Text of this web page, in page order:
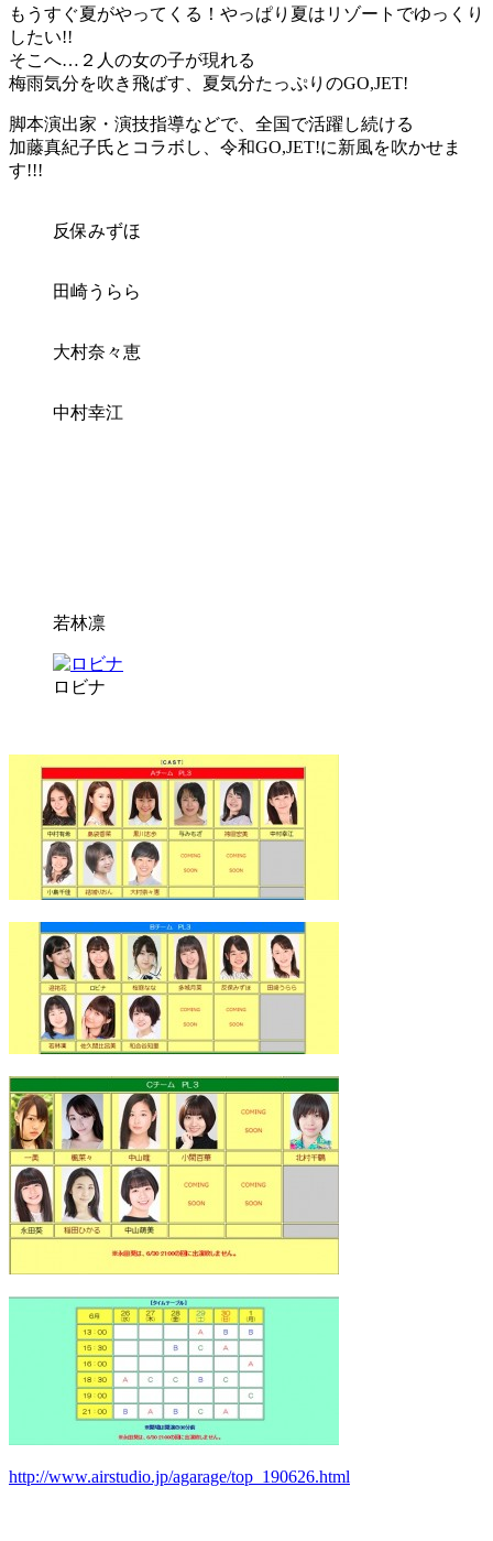
もうすぐ夏がやってくる！やっぱり夏はリゾートでゆっくり
したい!!
そこへ…２人の女の子が現れる
梅雨気分を吹き飛ばす、夏気分たっぷりのGO,JET!
脚本演出家・演技指導などで、全国で活躍し続ける
加藤真紀子氏とコラボし、令和GO,JET!に新風を吹かせま
す!!!
反保みずほ
田崎うらら
大村奈々恵
中村幸江
若林凛
ロビナ
http://www.airstudio.jp/agarage/top_190626.html